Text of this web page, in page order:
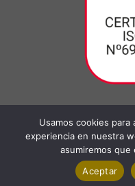
Usamos cookies
experiencia en nuestra
asumiremos que
Aceptar